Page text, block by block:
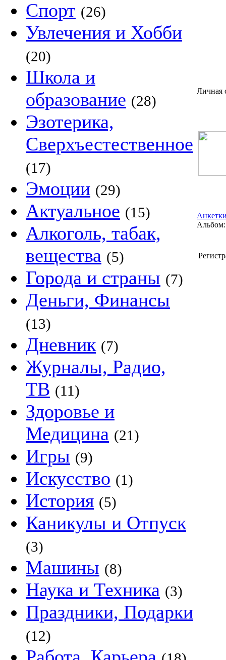
Спорт (26)
Увлечения и Хобби
(20)
Школа и
образование (28)
Эзотерика,
Сверхъестественное
(17)
Эмоции (29)
Актуальное (15)
Алкоголь, табак,
вещества (5)
Города и страны (7)
Деньги, Финансы
(13)
Дневник (7)
Журналы, Радио,
ТВ (11)
Здоровье и
Медицина (21)
Игры (9)
Искусство (1)
История (5)
Каникулы и Отпуск
(3)
Машины (8)
Наука и Техника (3)
Праздники, Подарки
(12)
Личная